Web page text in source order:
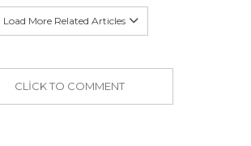
Load More Related Articles
CLICK TO COMMENT